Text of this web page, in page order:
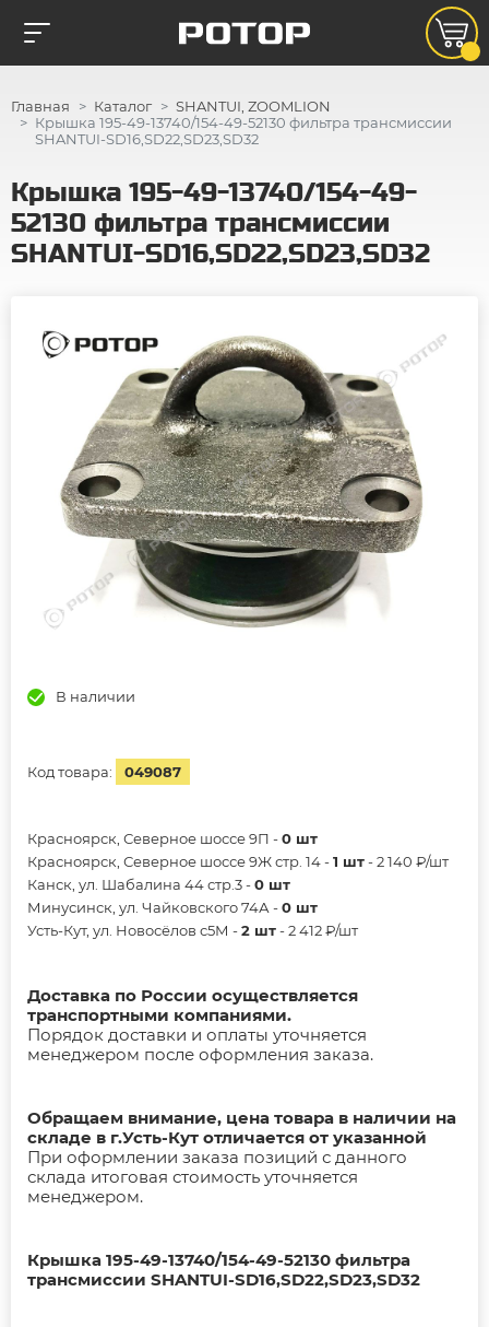
Главная Каталог
SHANTUI, ZOOMLION
Крышка 195-49-13740/154-49-52130 фильтра трансмиссии
SHANTUI-SD16,SD22,SD23,SD32
Крышка 195-49-13740/154-49-
52130 фильтра трансмиссии
SHANTUI-SD16,SD22,SD23,SD32
В наличии
Код товара: 049087
Красноярск, Северное шоссе 9П -0 шт
Красноярск, Северное шоссе 9Ж стр. 14 -1 шт- 2 140 ₽/шт
Канск, ул. Шабалина 44 стр.3 -0 шт
Минусинск, ул. Чайковского 74А -0 шт
Усть-Кут, ул. Новосёлов с5М -2 шт- 2 412 ₽/шт
Доставка по России осуществляется
транспортными компаниями.
Порядок доставки и оплаты уточняется
менеджером после оформления заказа.
Обращаем внимание, цена товара в наличии на
складе в г.Усть-Кут отличается от указанной
При оформлении заказа позиций с данного
склада итоговая стоимость уточняется
менеджером.
Крышка 195-49-13740/154-49-52130 фильтра
трансмиссии SHANTUI-SD16,SD22,SD23,SD32